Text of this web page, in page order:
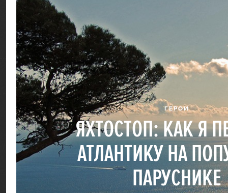
ГЕРОИ
ЯХТОСТОП: КАК Я
АТЛАНТИКУ НА
ПАРУСНИКЕ